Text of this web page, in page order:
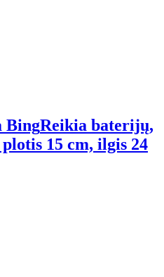
BingReikia baterijų,
15 cm, ilgis 24